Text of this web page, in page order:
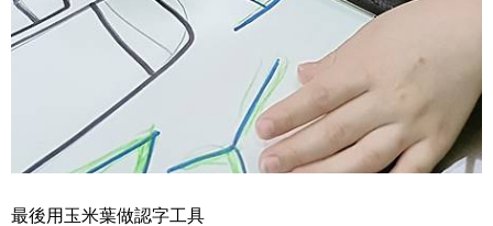
最後用玉米葉做認字工具